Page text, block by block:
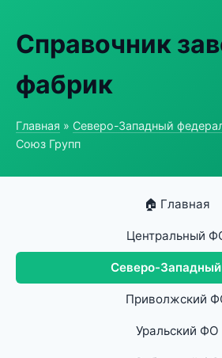
Справочник
фабрик
Главная » Северо-Западный
Союз Групп
🏠 Главная
Центральный
Северо-
Приволжский
Уральский ФО